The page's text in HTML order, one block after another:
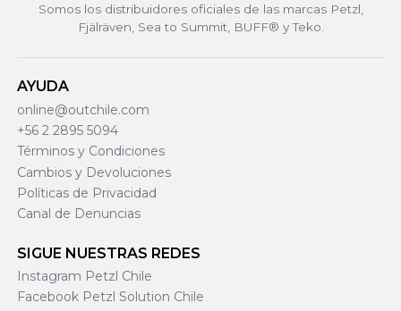
Somos los distribuidores oficiales de las marcas Petzl,
Fjälräven, Sea to Summit, BUFF® y Teko.
AYUDA
online@outchile.com
+56 2 2895 5094
Términos y Condiciones
Cambios y Devoluciones
Políticas de Privacidad
Canal de Denuncias
SIGUE NUESTRAS REDES
Instagram Petzl Chile
Facebook Petzl Solution Chile